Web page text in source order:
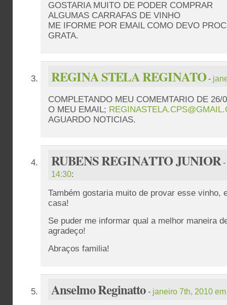
GOSTARIA MUITO DE PODER COMPRAR
ALGUMAS CARRAFAS DE VINHO
ME IFORME POR EMAIL COMO DEVO
GRATA.
REGINA STELA REGINATO-
COMPLETANDO MEU COMEMTARIO DE 26/
O MEU EMAIL;
AGUARDO NOTICIAS.
RUBENS REGINATTO JUNIOR
14:30:
Também gostaria muito de provar esse vinho,
casa!
Se puder me informar qual a melhor maneira
agradeço!
Abraços familia!
Anselmo Reginatto- janeiro 7th, 2010